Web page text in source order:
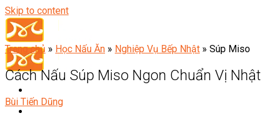
Skip to content
Trang chủ » Học Nấu Ăn » Nghiệp Vụ Bếp Nhật » Súp Miso
Cách Nấu Súp Miso Ngon Chuẩn Vị Nhật
Bùi Tiến Dũng